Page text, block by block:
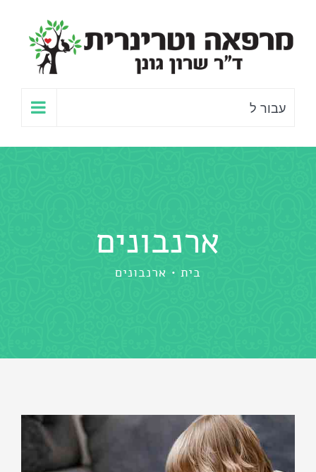
לתוכן
עבור ל
ארנבונים
בית ארנבונים